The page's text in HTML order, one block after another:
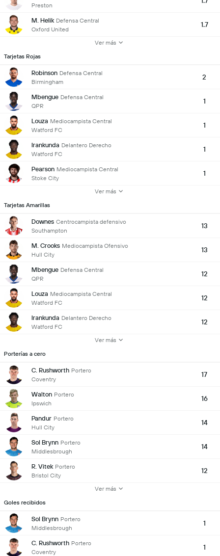
Preston
M. Helik Defensa Central
Oxford United
1.7
Ver más
Tarjetas Rojas
Robinson Defensa Central
Birmingham
2
Mbengue Defensa Central
QPR
1
Louza Mediocampista Central
Watford FC
1
Irankunda Delantero Derecho
Watford FC
1
Pearson Mediocampista Central
Stoke City
1
Ver más
Tarjetas Amarillas
Downes Centrocampista defensivo
Southampton
13
M. Crooks Mediocampista Ofensivo
Hull City
13
Mbengue Defensa Central
QPR
12
Louza Mediocampista Central
Watford FC
12
Irankunda Delantero Derecho
Watford FC
12
Ver más
Porterías a cero
C. Rushworth Portero
Coventry
17
Walton Portero
Ipswich
16
Pandur Portero
Hull City
14
Sol Brynn Portero
Middlesbrough
14
R. Vitek Portero
Bristol City
12
Ver más
Goles recibidos
Sol Brynn Portero
Middlesbrough
1
C. Rushworth Portero
Coventry
1